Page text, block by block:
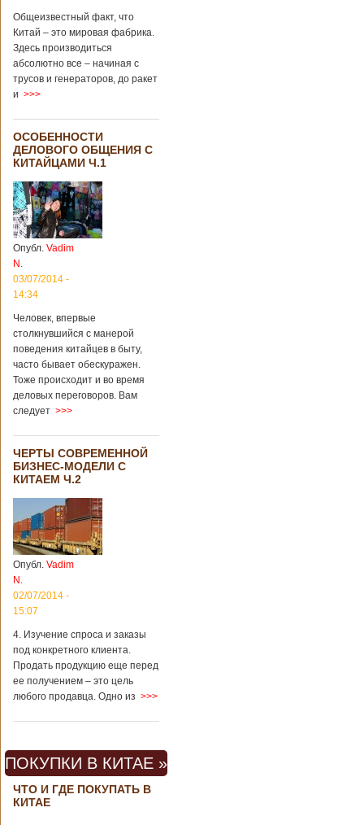
Общеизвестный факт, что
Китай – это мировая фабрика.
Здесь производиться
абсолютно все – начиная с
трусов и генераторов, до ракет
и >>>
ОСОБЕННОСТИ
ДЕЛОВОГО ОБЩЕНИЯ С
КИТАЙЦАМИ Ч.1
Опубл. Vadim
N.
03/07/2014 -
14:34
Человек, впервые
столкнувшийся с манерой
поведения китайцев в быту,
часто бывает обескуражен.
Тоже происходит и во время
деловых переговоров. Вам
следует >>>
ЧЕРТЫ СОВРЕМЕННОЙ
БИЗНЕС-МОДЕЛИ С
КИТАЕМ Ч.2
Опубл. Vadim
N.
02/07/2014 -
15:07
4. Изучение спроса и заказы
под конкретного клиента.
Продать продукцию еще перед
ее получением – это цель
любого продавца. Одно из >>>
ПОКУПКИ В КИТАЕ »
ЧТО И ГДЕ ПОКУПАТЬ В
КИТАЕ